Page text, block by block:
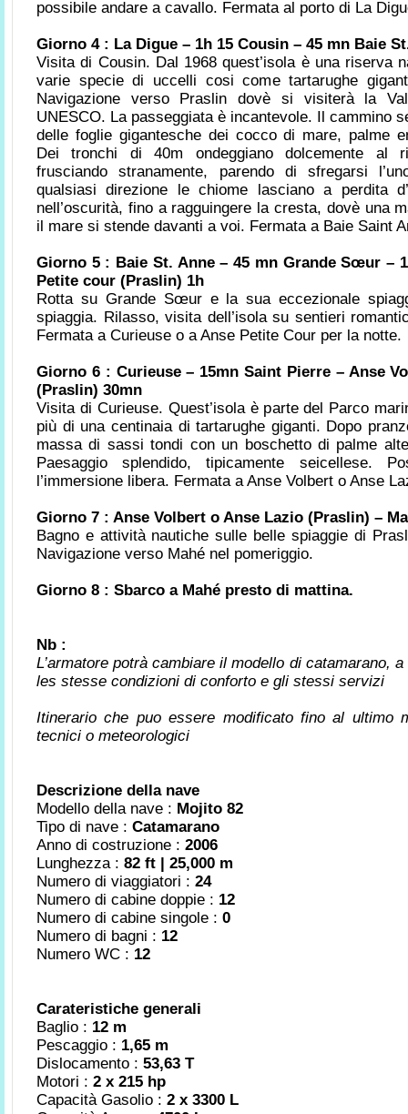
possibile andare a cavallo. Fermata al porto di La
Giorno 4 : La Digue – 1h 15 Cousin – 45 mn Baie
Visita di Cousin. Dal 1968 quest’isola è una riserva
varie specie di uccelli cosi come tartarughe
Navigazione verso Praslin dovè si visiterà la
UNESCO. La passeggiata è incantevole. Il cammino
delle foglie gigantesche dei cocco di mare, palme
Dei tronchi di 40m ondeggiano dolcemente al
frusciando stranamente, parendo di sfregarsi
qualsiasi direzione le chiome lasciano a perdita
nell’oscurità, fino a ragguingere la cresta, dovè una
il mare si stende davanti a voi. Fermata a Baie Saint
Giorno 5 : Baie St. Anne – 45 mn Grande Sœur –
Petite cour (Praslin) 1h
Rotta su Grande Sœur e la sua eccezionale
spiaggia. Rilasso, visita dell’isola su sentieri
Fermata a Curieuse o a Anse Petite Cour per la notte.
Giorno 6 : Curieuse – 15mn Saint Pierre – Anse
(Praslin) 30mn
Visita di Curieuse. Quest’isola è parte del Parco
più di una centinaia di tartarughe giganti. Dopo
massa di sassi tondi con un boschetto di palme
Paesaggio splendido, tipicamente seicellese.
l’immersione libera. Fermata a Anse Volbert o Anse
Giorno 7 : Anse Volbert o Anse Lazio (Praslin) –
Bagno e attività nautiche sulle belle spiaggie di
Navigazione verso Mahé nel pomeriggio.
Giorno 8 : Sbarco a Mahé presto di mattina.
Nb :
L’armatore potrà cambiare il modello di catamarano,
les stesse condizioni di conforto e gli stessi servizi
Itinerario che puo essere modificato fino al ultimo
tecnici o meteorologici
Descrizione della nave
Modello della nave : Mojito 82
Tipo di nave : Catamarano
Anno di costruzione : 2006
Lunghezza : 82 ft | 25,000 m
Numero di viaggiatori : 24
Numero di cabine doppie : 12
Numero di cabine singole : 0
Numero di bagni : 12
Numero WC : 12
Carateristiche generali
Baglio : 12 m
Pescaggio : 1,65 m
Dislocamento : 53,63 T
Motori : 2 x 215 hp
Capacità Gasolio : 2 x 3300 L